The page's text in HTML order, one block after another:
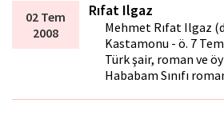
02 Tem
2008
Rıfat Ilgaz
Mehmet Rıfat Ilgaz
Kastamonu - ö. 7
Türk şair, roman ve
Hababam Sınıfı